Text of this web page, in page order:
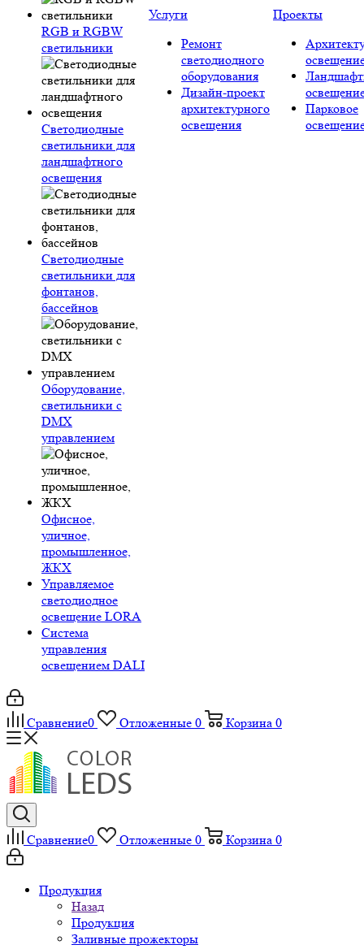
RGB и RGBW
светильники
Светодиодные
светильники для
ландшафтного
освещения
Светодиодные
светильники для
фонтанов,
бассейнов
Оборудование,
светильники с
DMX
управлением
Офисное,
уличное,
промышленное,
ЖКХ
Управляемое
светодиодное
освещение LORA
Система
управления
освещением DALI
Услуги
Ремонт
светодиодного
оборудования
Дизайн-проект
архитектурного
освещения
Проекты
Парковое
Сравнение0 Отложенные 0 Корзина 0
Сравнение0 Отложенные 0 Корзина 0
Продукция
Назад
Продукция
Заливные прожекторы